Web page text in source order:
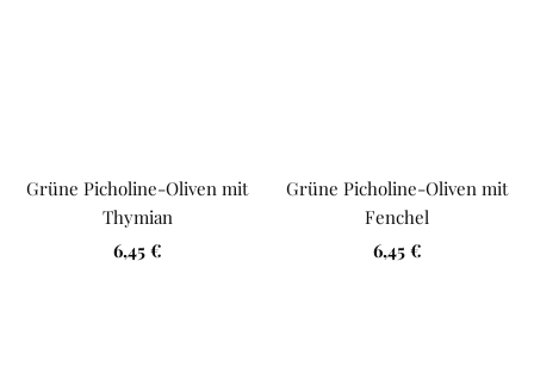
Grüne Picholine-Oliven mit
Thymian
Angebotspreis
6,45 €
Grüne Picholine-Oliven mit
Fenchel
Angebotspreis
6,45 €